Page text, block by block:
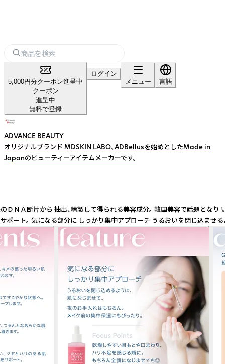
5,000円分クーポン進呈中
クーポン
進呈中
無料で登録
ログイン
メニュー
言語
ADVANCE BEAUTY
オリジナルブランド MDSKIN LABO、ADBellusを始めとしたMade in
Japanのビューティーアイテムメーカーです。
Ａ断片から 抽出、精製して得られる美容成分。 韓国美容で話題
ト。 気になる部分に しっかり集中アプローチ うるおいを閉じ込